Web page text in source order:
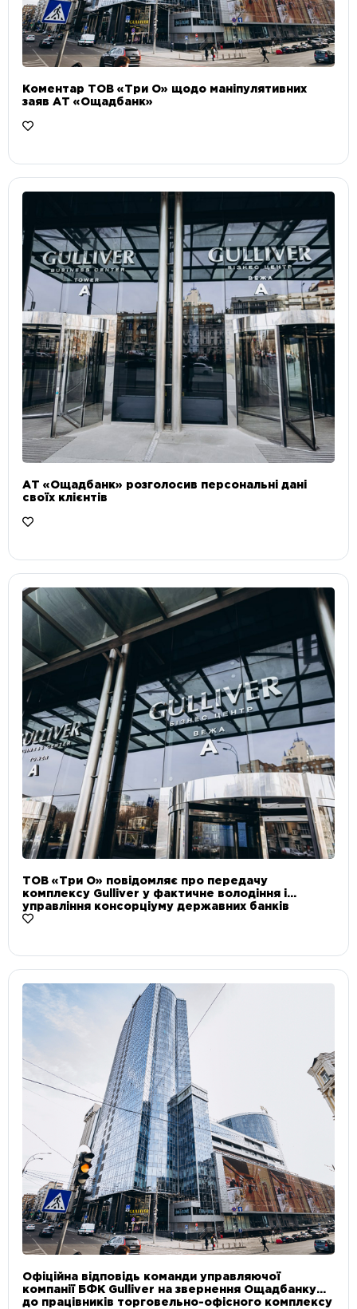
Коментар ТОВ «Три О» щодо маніпулятивних
заяв АТ «Ощадбанк»
АТ «Ощадбанк» розголосив персональні дані
своїх клієнтів
ТОВ «Три О» повідомляє про передачу
комплексу Gulliver у фактичне володіння і
управління консорціуму державних банків
Офіційна відповідь команди управляючої
компанії БФК Gulliver на звернення Ощадбанку
до працівників торговельно-офісного комплексу